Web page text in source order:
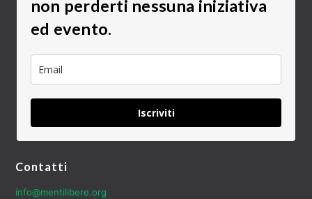
non perderti nessuna iniziativa
ed evento.
Iscriviti
Contatti
info@mentilibere.org